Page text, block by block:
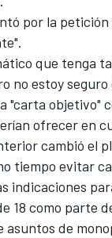
por la
que tenga
no estoy
"carta objetivo"
ofrecer en
cambió el
tiempo evitar
indicaciones
18 como parte
asuntos de